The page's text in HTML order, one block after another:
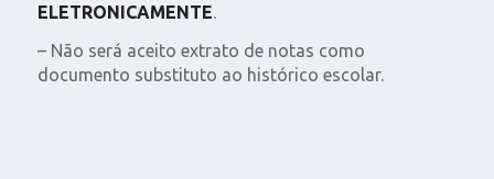
ELETRONICAMENTE.
– Não será aceito extrato de notas como
documento substituto ao histórico escolar.